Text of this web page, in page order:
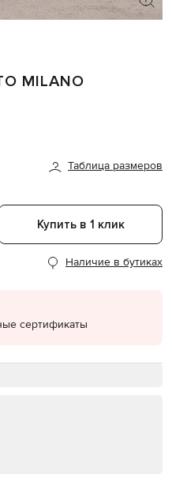
MILANO
Таблица размеров
Купить в 1 клик
Наличие в бутиках
сертификаты